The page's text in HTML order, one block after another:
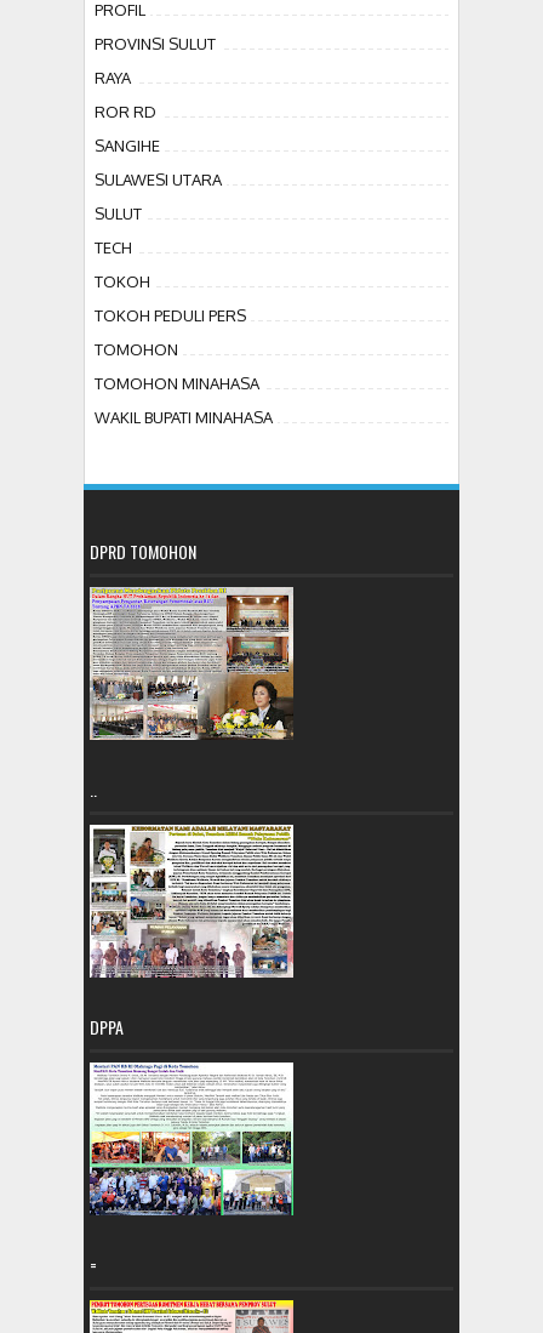
PROFIL
PROVINSI SULUT
RAYA
ROR RD
SANGIHE
SULAWESI UTARA
SULUT
TECH
TOKOH
TOKOH PEDULI PERS
TOMOHON
TOMOHON MINAHASA
WAKIL BUPATI MINAHASA
DPRD TOMOHON
DPPA
=